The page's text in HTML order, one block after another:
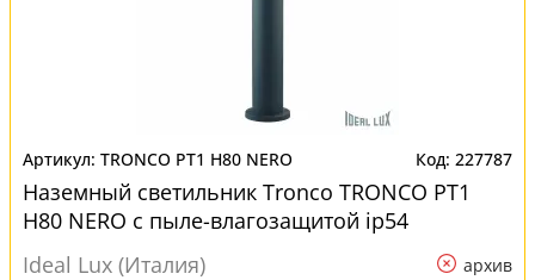
TRONCO PT1 H80 NERO 227787
Наземный светильник Tronco TRONCO PT1
H80 NERO с пыле-влагозащитой ip54
Ideal Lux (Италия)
архив